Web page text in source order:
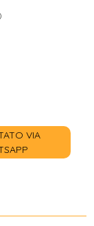
VIA